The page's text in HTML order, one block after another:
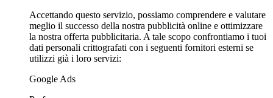
Accettando questo servizio, possiamo comprendere e valutare
meglio il successo della nostra pubblicità online e ottimizzare
la nostra offerta pubblicitaria. A tale scopo confrontiamo i tuoi
dati personali crittografati con i seguenti fornitori esterni se
utilizzi già i loro servizi:
Google Ads